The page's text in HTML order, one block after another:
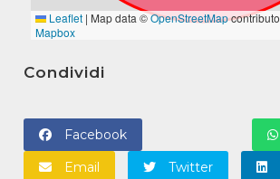
Condividi
Facebook
Email
Twitter